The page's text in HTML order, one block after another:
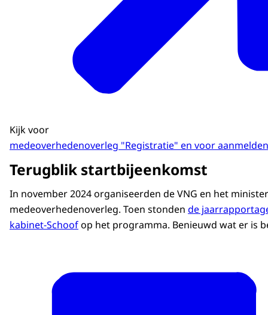
Kijk voor
medeoverhedenoverleg "Registratie" en voor
Terugblik startbijeenkomst
In november 2024 organiseerden de VNG en het
medeoverhedenoverleg. Toen stonden de
kabinet-Schoofop het programma. Benieuwd wat er is